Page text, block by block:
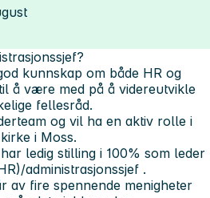
kunnskap om både HR og
å være med på å videreutvikle
fellesråd.
og vil ha en aktiv rolle i
i Moss.
ledig stilling i 100% som leder
administrasjonssjef .
av fire spennende menigheter